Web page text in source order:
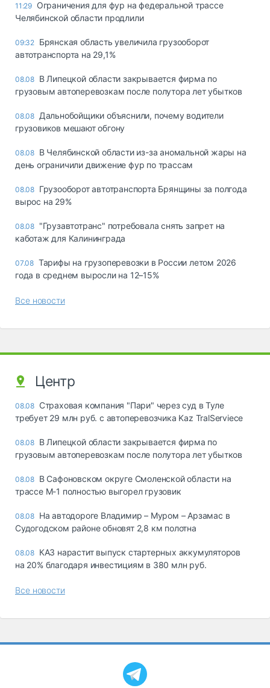
11:29 Ограничения для фур на федеральной трассе
Челябинской области продлили
09:32 Брянская область увеличила грузооборот
автотранспорта на 29,1%
08.08 В Липецкой области закрывается фирма по
грузовым автоперевозкам после полутора лет убытков
08.08 Дальнобойщики объяснили, почему водители
грузовиков мешают обгону
08.08 В Челябинской области из-за аномальной жары на
день ограничили движение фур по трассам
08.08 Грузооборот автотранспорта Брянщины за полгода
вырос на 29%
08.08 "Грузавтотранс" потребовала снять запрет на
каботаж для Калининграда
07.08 Тарифы на грузоперевозки в России летом 2026
года в среднем выросли на 12–15%
Все новости
Центр
08.08 Страховая компания "Пари" через суд в Туле
требует 29 млн руб. с автоперевозчика Kaz TralServiece
08.08 В Липецкой области закрывается фирма по
грузовым автоперевозкам после полутора лет убытков
08.08 В Сафоновском округе Смоленской области на
трассе М-1 полностью выгорел грузовик
08.08 На автодороге Владимир – Муром – Арзамас в
Судогодском районе обновят 2,8 км полотна
08.08 КАЗ нарастит выпуск стартерных аккумуляторов
на 20% благодаря инвестициям в 380 млн руб.
Все новости